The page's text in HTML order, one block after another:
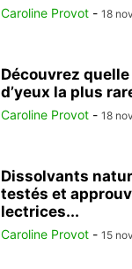
Caroline Provot - 18
Découvrez
d’yeux la plus
Caroline Provot - 18
Dissolvants
testés et
lectrices...
Caroline Provot - 15